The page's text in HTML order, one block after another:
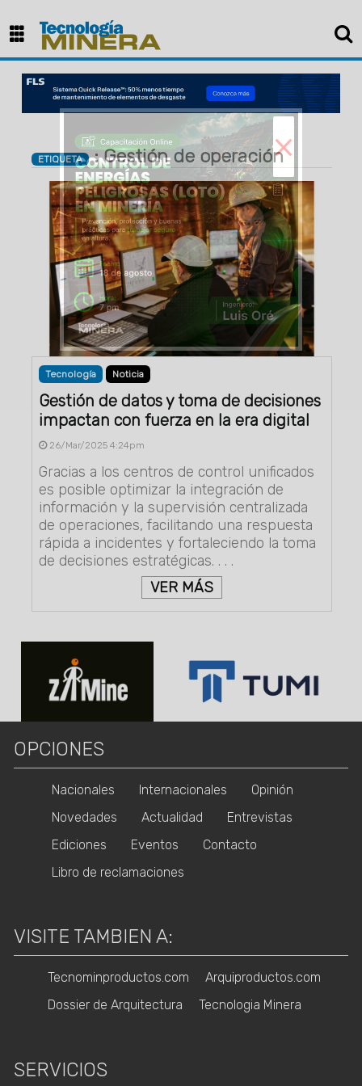
ETIQUETA : Gestión de operación
Tecnología Noticia
Gestión de datos y toma de decisiones
impactan con fuerza en la era digital
26/Mar/2025 4:24pm
Gracias a los centros de control unificados
es posible optimizar la integración de
información y la supervisión centralizada
de operaciones, facilitando una respuesta
rápida a incidentes y fortaleciendo la toma
de decisiones estratégicas. . . .
VER MÁS
×
OPCIONES
Nacionales Internacionales
Opinión
Novedades
Actualidad
Entrevistas
Ediciones
Eventos
Contacto
Libro de reclamaciones
VISITE TAMBIEN A:
Tecnominproductos.com
Arquiproductos.com
Dossier de Arquitectura
Tecnologia Minera
SERVICIOS